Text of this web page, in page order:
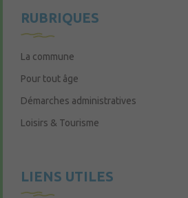
RUBRIQUES
La commune
Pour tout âge
Démarches administratives
Loisirs & Tourisme
LIENS UTILES